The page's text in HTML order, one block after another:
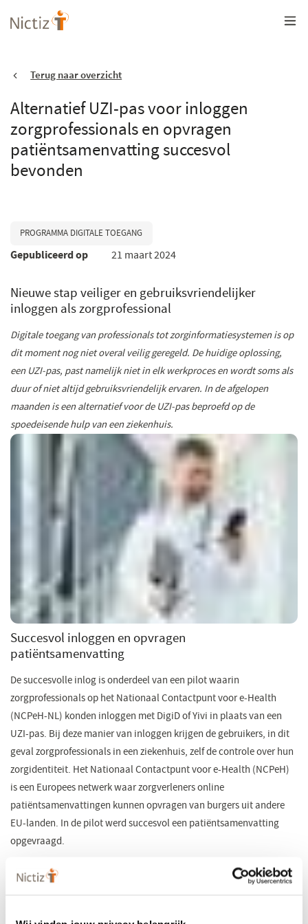
Overslaan
en
gaanTerug naar overzicht
Alternatief UZI-pas voor inloggen
zorgprofessionals en opvragen
patiëntsamenvatting succesvol
bevonden
PROGRAMMA DIGITALE TOEGANG
Gepubliceerd op 21 maart 2024
Nieuwe stap veiliger en gebruiksvriendelijker
inloggen als zorgprofessional
Digitale toegang van professionals tot zorginformatiesystemen is op
dit moment nog niet overal veilig geregeld. De huidige oplossing,
een UZI-pas, past namelijk niet in elk werkproces en wordt soms als
duur of niet altijd gebruiksvriendelijk ervaren. In de afgelopen
maanden is een alternatief voor de UZI-pas beproefd op de
spoedeisende hulp van een ziekenhuis.
Succesvol inloggen en opvragen
patiëntsamenvatting
De succesvolle inlog is onderdeel van een pilot waarin
zorgprofessionals op het Nationaal Contactpunt voor e-Health
(NCPeH-NL) konden inloggen met DigiD of Yivi in plaats van een
UZI-pas. Bij deze manier van inloggen krijgen de gebruikers, in dit
geval zorgprofessionals in een ziekenhuis, zelf de controle over hun
zorgidentiteit. Het Nationaal Contactpunt voor e-Health (NCPeH)
is een Europees netwerk waar zorgverleners online
patiëntsamenvattingen kunnen opvragen van burgers uit andere
EU-landen. In de pilot werd succesvol een patiëntsamenvatting
opgevraagd.
Herziening UZI
omtrent het nieuwe inloggen voor zorgprofessionals. Op dit